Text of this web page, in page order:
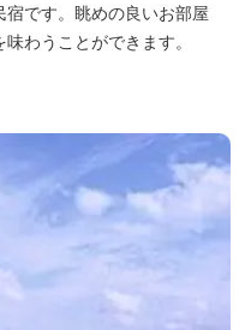
です。眺めの良いお部屋
わうことができます。